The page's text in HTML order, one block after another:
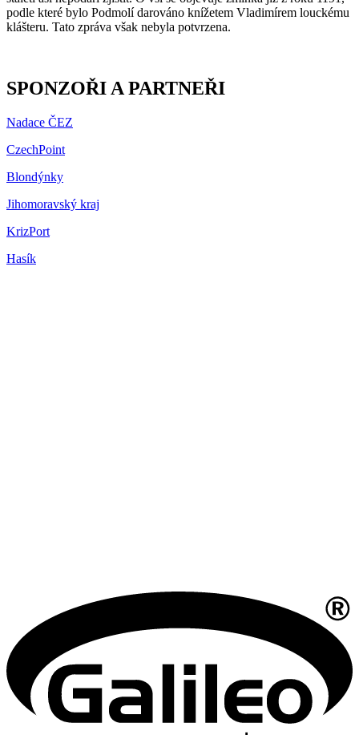
podle které bylo Podmolí darováno knížetem Vladimírem louckému
klášteru. Tato zpráva však nebyla potvrzena.
SPONZOŘI A PARTNEŘI
Nadace ČEZ
CzechPoint
Blondýnky
Jihomoravský kraj
KrizPort
Hasík